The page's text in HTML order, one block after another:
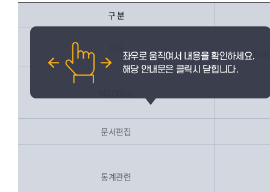
구 분
O/S 라
문서편집
통계관련